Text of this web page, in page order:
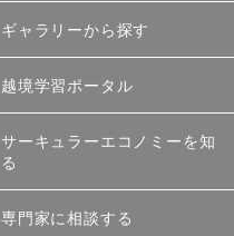
ギャラリーから探す
越境学習ポータル
サーキュラーエコノミーを知
る
専門家に相談する